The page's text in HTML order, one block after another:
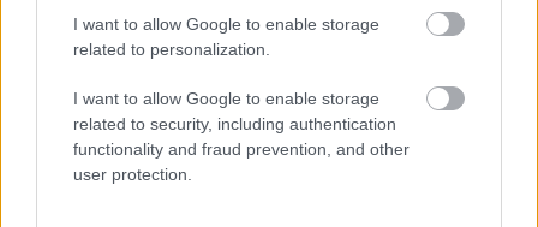
I want to allow Google to enable storage
related to personalization.
I want to allow Google to enable storage
related to security, including authentication
functionality and fraud prevention, and other
user protection.